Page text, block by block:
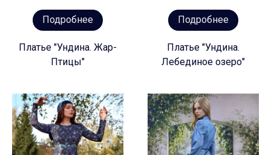
Подробнее
Платье "Ундина. Жар-
Птицы"
Подробнее
Платье "Ундина.
Лебединое озеро"